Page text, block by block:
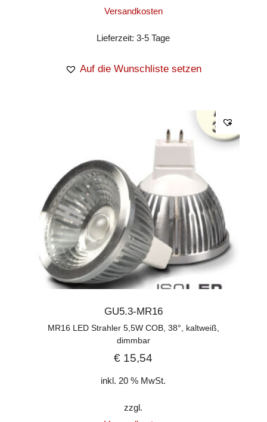
Versandkosten
Lieferzeit:3-5 Tage
Auf die Wunschliste setzen
GU5.3-MR16
MR16 LED Strahler 5,5W COB, 38°, kaltweiß,
dimmbar
€ 15,54
inkl. 20 % MwSt.
zzgl.